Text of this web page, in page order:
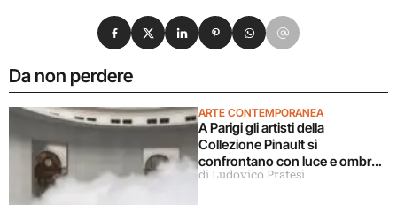
Da non perdere
ARTE CONTEMPORANEA
A Parigi gli artisti della
Collezione Pinault si
confrontano con luce e ombra
in una grande mostra
di Ludovico Pratesi
Condividi su Facebook
Condividi su X
Condividi su LinkedIn
Condividi su Pinterest
Condividi su WhatsApp
Condividi su Email